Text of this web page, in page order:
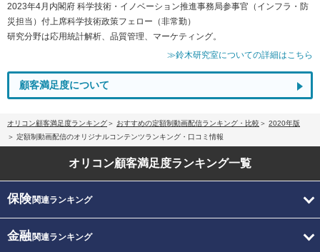
2023年4月内閣府 科学技術・イノベーション推進事務局参事官（インフラ・防
災担当）付上席科学技術政策フェロー（非常勤）
研究分野は応用統計解析、品質管理、マーケティング。
≫鈴木研究室についての詳細はこちら
顧客満足度について
オリコン顧客満足度ランキング おすすめの定額制動画配信ランキング・比較
2020年版
定額制動画配信のオリジナルコンテンツランキング・口コミ情報
オリコン顧客満足度ランキング一覧
保険関連ランキング
金融関連ランキング